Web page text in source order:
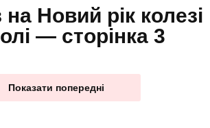
Новий рік колезі
— сторінка 3
Показати попередні